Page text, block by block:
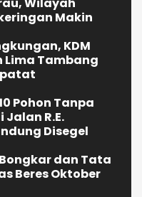
Makin
KDM
Lima Tambang
Pohon Tanpa
R.E.
Disegel
dan Tata
Beres Oktober